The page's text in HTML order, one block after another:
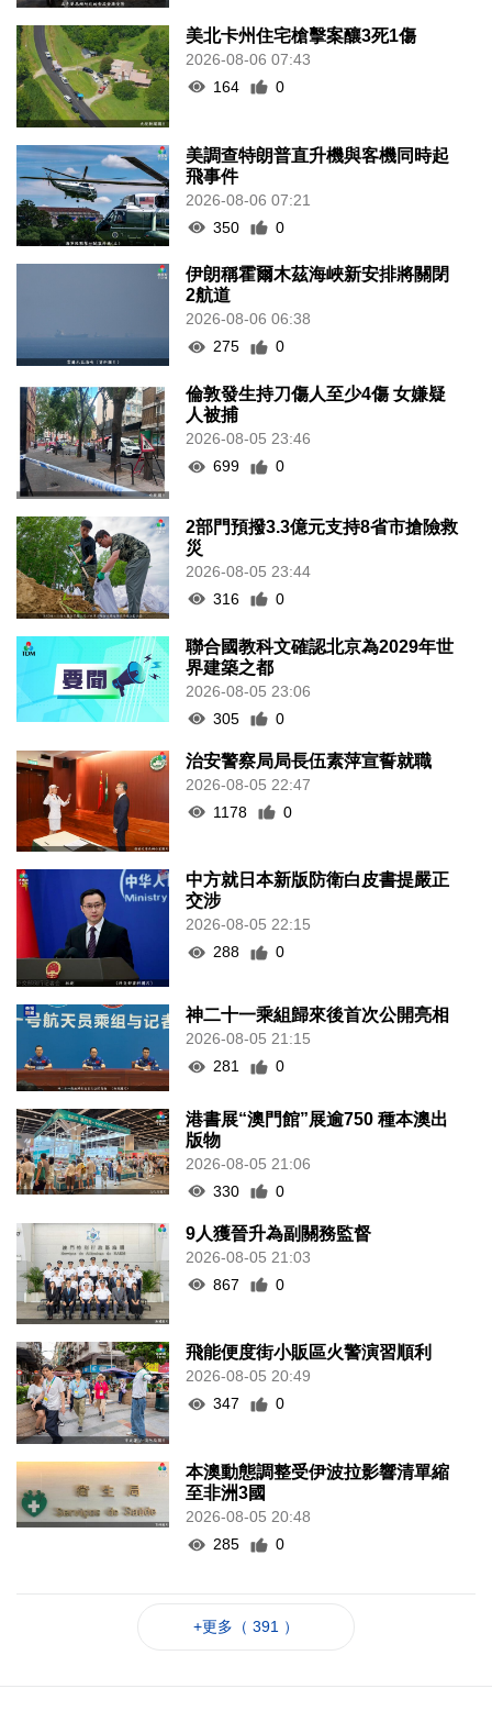
美北卡州住宅槍擊案釀3死1傷
2026-08-06 07:43
164
0
美調查特朗普直升機與客機同時起
飛事件
2026-08-06 07:21
350
0
伊朗稱霍爾木茲海峽新安排將關閉
2航道
2026-08-06 06:38
275
0
倫敦發生持刀傷人至少4傷 女嫌疑
人被捕
2026-08-05 23:46
699
0
2部門預撥3.3億元支持8省市搶險救
災
2026-08-05 23:44
316
0
聯合國教科文確認北京為2029年世
界建築之都
2026-08-05 23:06
305
0
治安警察局局長伍素萍宣誓就職
2026-08-05 22:47
1178
0
中方就日本新版防衛白皮書提嚴正
交涉
2026-08-05 22:15
288
0
神二十一乘組歸來後首次公開亮相
2026-08-05 21:15
281
0
港書展“澳門館”展逾750 種本澳出
版物
2026-08-05 21:06
330
0
9人獲晉升為副關務監督
2026-08-05 21:03
867
0
飛能便度街小販區火警演習順利
2026-08-05 20:49
347
0
本澳動態調整受伊波拉影響清單縮
至非洲3國
2026-08-05 20:48
285
0
+更多（ 391 ）